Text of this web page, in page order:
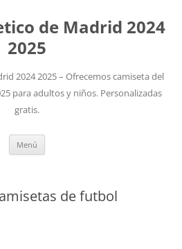
de Madrid 2024
2025
2024 2025 – Ofrecemos camiseta del
para adultos y niños. Personalizadas
gratis.
Menú
de futbol